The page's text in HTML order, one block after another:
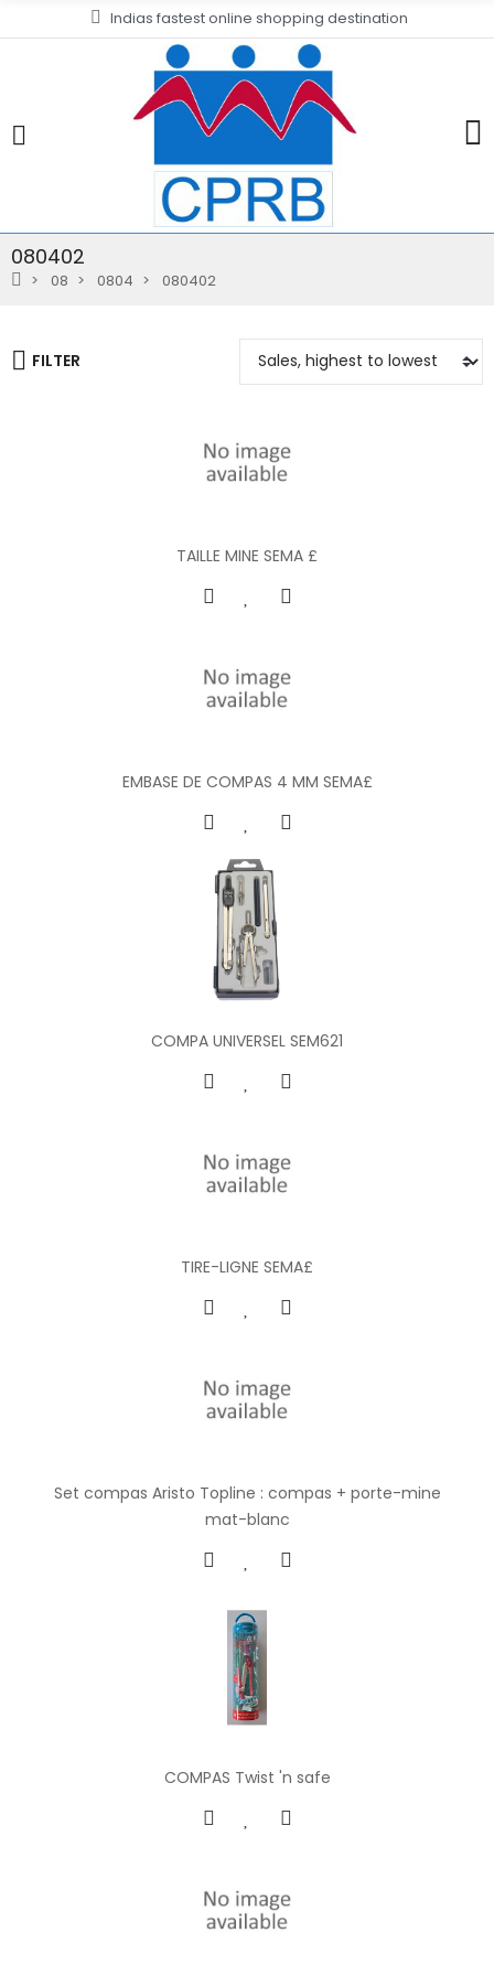
Indias fastest online shopping destination
080402
08 0804 080402
FILTER
TAILLE MINE SEMA £
EMBASE DE COMPAS 4 MM SEMA£
COMPA UNIVERSEL SEM621
TIRE-LIGNE SEMA£
Set compas Aristo Topline : compas + porte-mine
mat-blanc
COMPAS Twist 'n safe